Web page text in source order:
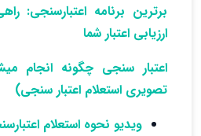
برترین برنامه‌ اعتبارسنجی:
ارزیابی اعتبار شما
اعتبار سنجی چگونه انجام
تصویری استعلام اعتبار سنجی)
ویدیو نحوه استعلام